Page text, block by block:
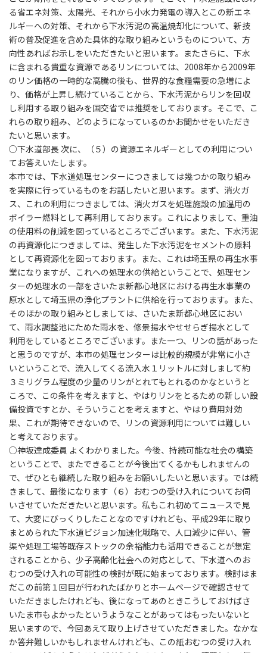
る省エネ対策、太陽光、それから小水力発電の導入とこの新エネ
ルギーへの対策、それから下水汚泥の高温焼却化について、新技
術の普及促進を含めた具体的な取り組みというものについて、方
向性あればお示しをいただきたいと思います。またさらに、下水
に含まれる貴重な資源であるリンについては、2008年から2009年
のリン価格の一時的な高騰の後も、世界的な食糧需要の急増によ
り、価格が上昇し続けていることから、下水汚泥からリンを回収
し利用する取り組みを国交省では推奨をしております。そこで、こ
れらの取り組み、どのようになっているのかお聞かせをいただき
たいと思います。
○下水道部長 次に、（５）の資源エネルギーとしての利用につい
てお答えいたします。
本市では、下水道処理センターにつきましては幾つかの取り組み
を実際に行っているものをお話したいと思います。まず、消火ガ
ス、これの利用につきましては、消火ガスを処理施設の加温用の
ボイラー燃料として再利用しております。これによりまして、重油
の使用料の削減を図っているところでございます。また、下水汚泥
の再資源化につきましては、発生した下水汚泥をセメントの原料
として再資源化を図っております。また、これは埼玉県の再生水事
業になりますが、これへの処理水の供給ということで、処理セン
ターの処理水の一部をさいたま新都心地区における再生水事業の
原水として埼玉県の浄化プラントに供給を行っております。また、
そのほかの取り組みとしましては、さいたま新都心地区におい
て、雨水調整池にためた雨水を、修景揚水やせせらぎ揚水として
利用をしているところでございます。また一つ、リンの話があった
と思うのですが、本市の処理センターは比較的規模が非常に小さ
いということで、流入してくる流入水１リットルに対しまして約
３ミリグラム程度の少量のリンがとれてもとれるのかなというと
ころで、この条件を考えますと、やはりリンをとるための新しい設
備投資ですとか、そういうことを考えますと、やはり費用対効
果、これが期待できないので、リンの資源利用については難しい
と考えております。
○神坂達成委員 よくわかりました。今後、持続可能な社会の構築
ということで、またできることが今後出てくるかもしれませんの
で、ぜひとも継続した取り組みをお願いしたいと思います。では続
きまして、最後になります（６）おむつの受け入れについてお伺
いさせていただきたいと思います。私もこれ初めてニュースで見
て、大変にびっくりしたことなのですけれども、平成29年に取り
まとめられた下水道ビジョン加速化戦略で、人口減少に伴い、管
渠や処理工場等既存ストックの余裕能力も活用できることが想定
されることから、少子高齢化社会への対応として、下水道へのお
むつの受け入れの可能性の検討が既に始まっております。検討はま
だこの前第１回目が行われたばかりとホームページで確認させて
いただきましたけれども、後になってあのときこうしておけばさ
いたま市もよかったというようなことがあってはもったいないと
思いますので、今回あえて取り上げさせていただきました。なかな
か答弁難しいかもしれませんけれども、この紙おむつの受け入れ